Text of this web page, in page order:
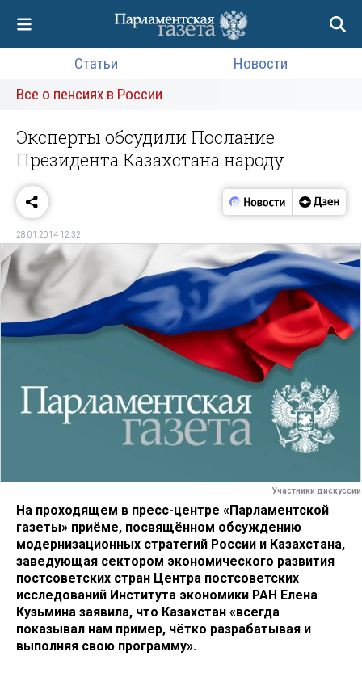
Статьи
Новости
Все о пенсиях в России
Эксперты обсудили Послание
Президента Казахстана народу
28.01.2014 12:32
Участники дискуссии
На проходящем в пресс-центре «Парламентской
газеты» приёме, посвящённом обсуждению
модернизационных стратегий России и Казахстана,
заведующая сектором экономического развития
постсоветских стран Центра постсоветских
исследований Института экономики РАН Елена
Кузьмина заявила, что Казахстан «всегда
показывал нам пример, чётко разрабатывая и
выполняя свою программу».